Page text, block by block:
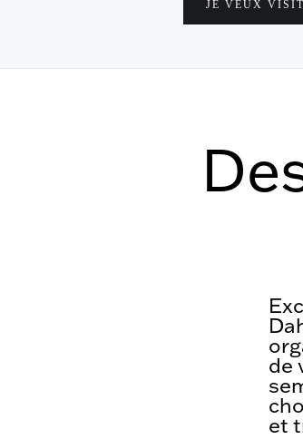
JE VEUX
de
et